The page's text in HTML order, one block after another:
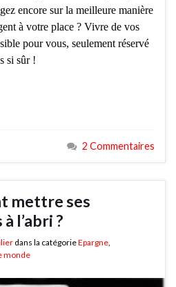
encore sur la meilleure manière
à votre place ? Vivre de vos
pour vous, seulement réservé
si sûr !
2 Commentaires
mettre ses
l’abri ?
dans la catégorieEpargne
monde